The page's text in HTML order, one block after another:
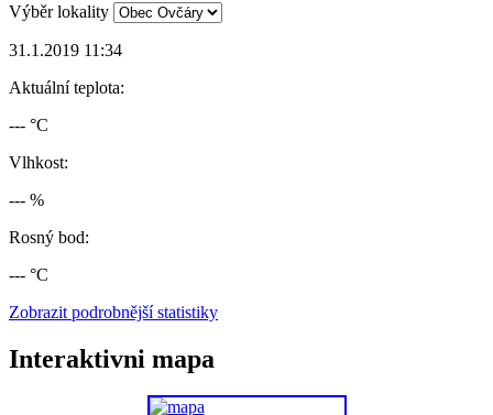
Výběr lokality
31.1.2019 11:34
Aktuální teplota:
--- °C
Vlhkost:
--- %
Rosný bod:
--- °C
Zobrazit podrobnější statistiky
Interaktivni mapa